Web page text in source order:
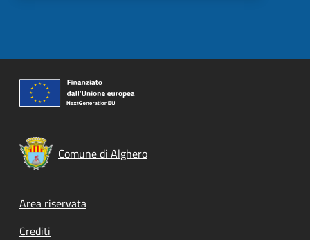
Comune di Alghero
Footer menu
Area riservata
Crediti